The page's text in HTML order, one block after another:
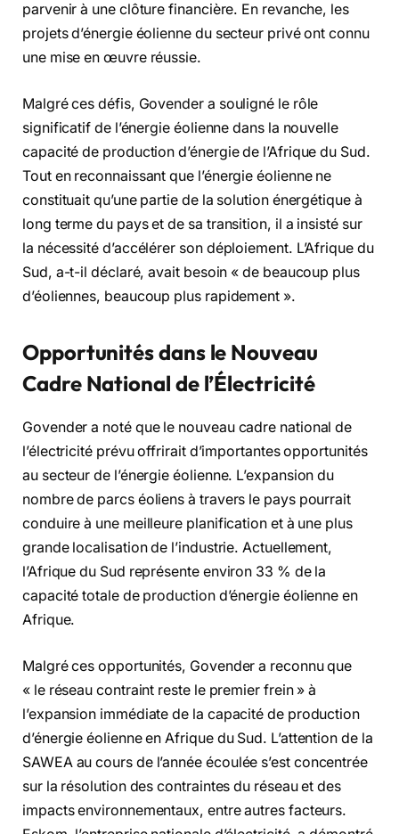
parvenir à une clôture financière. En revanche, les
projets d’énergie éolienne du secteur privé ont connu
une mise en œuvre réussie.
Malgré ces défis, Govender a souligné le rôle
significatif de l’énergie éolienne dans la nouvelle
capacité de production d’énergie de l’Afrique du Sud.
Tout en reconnaissant que l’énergie éolienne ne
constituait qu’une partie de la solution énergétique à
long terme du pays et de sa transition, il a insisté sur
la nécessité d’accélérer son déploiement. L’Afrique du
Sud, a-t-il déclaré, avait besoin « de beaucoup plus
d’éoliennes, beaucoup plus rapidement ».
Opportunités dans le Nouveau
Cadre National de l’Électricité
Govender a noté que le nouveau cadre national de
l’électricité prévu offrirait d’importantes opportunités
au secteur de l’énergie éolienne. L’expansion du
nombre de parcs éoliens à travers le pays pourrait
conduire à une meilleure planification et à une plus
grande localisation de l’industrie. Actuellement,
l’Afrique du Sud représente environ 33 % de la
capacité totale de production d’énergie éolienne en
Afrique.
Malgré ces opportunités, Govender a reconnu que
« le réseau contraint reste le premier frein » à
l’expansion immédiate de la capacité de production
d’énergie éolienne en Afrique du Sud. L’attention de la
SAWEA au cours de l’année écoulée s’est concentrée
sur la résolution des contraintes du réseau et des
impacts environnementaux, entre autres facteurs.